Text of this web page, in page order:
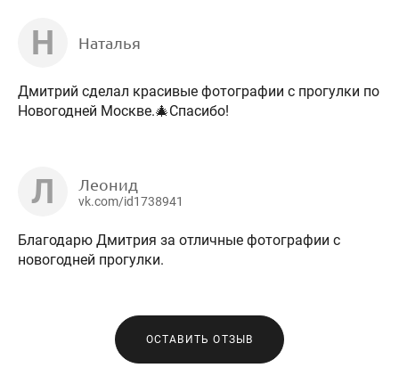
Н Наталья
Дмитрий сделал красивые фотографии с прогулки по
Новогодней Москве.🎄Спасибо!
Л Леонид
vk.com/id1738941
Благодарю Дмитрия за отличные фотографии с
новогодней прогулки.
ОСТАВИТЬ ОТЗЫВ